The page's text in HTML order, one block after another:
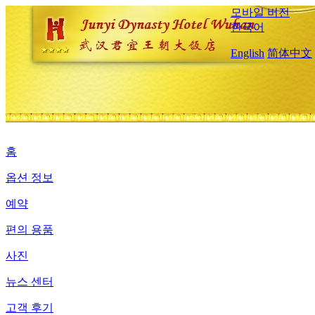
모바일 버전
한국어
English 简体中文
홈
옵션 정보
예약
편의 용품
사진
뉴스 센터
고객 후기